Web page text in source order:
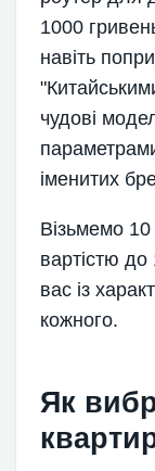
1000
навіть
чудові
іменитих
Візьмемо
вартістю
вас із
кожного.
Як